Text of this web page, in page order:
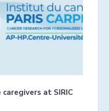
at SIRIC